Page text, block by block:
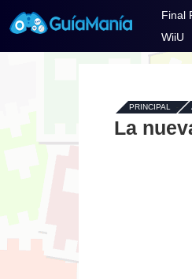
Final
WiiU
PRINCIPAL -
La